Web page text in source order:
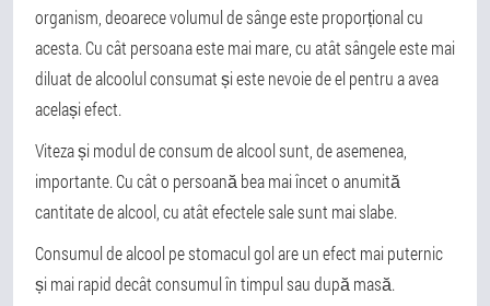
organism, deoarece volumul de sânge este proporțional cu
acesta. Cu cât persoana este mai mare, cu atât sângele este mai
diluat de alcoolul consumat și este nevoie de el pentru a avea
același efect.
Viteza și modul de consum de alcool sunt, de asemenea,
importante. Cu cât o persoană bea mai încet o anumită
cantitate de alcool, cu atât efectele sale sunt mai slabe.
Consumul de alcool pe stomacul gol are un efect mai puternic
și mai rapid decât consumul în timpul sau după masă.